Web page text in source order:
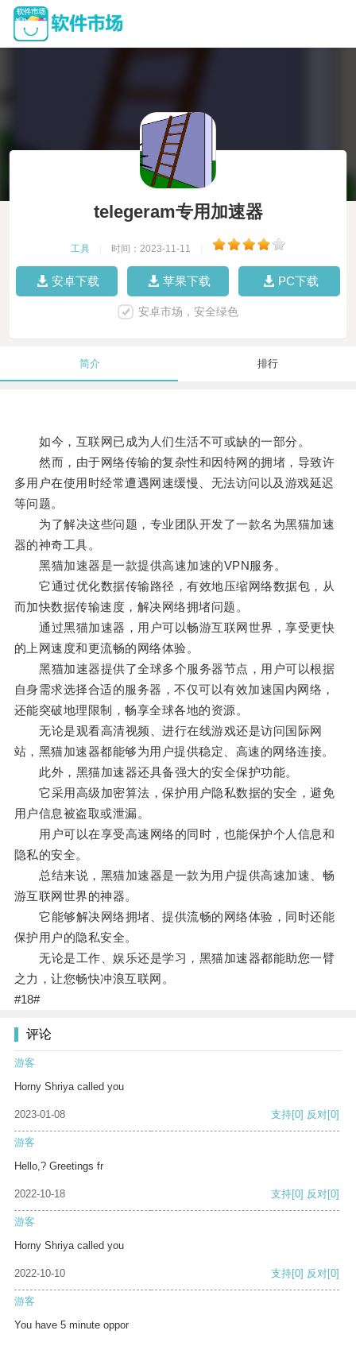
telegeram专用加速器
工具 时间：2023-11-11
安卓下载 苹果下载 PC下载
安卓市场，安全绿色
简介 排行
如今，互联网已成为人们生活不可或缺的一部分。
然而，由于网络传输的复杂性和因特网的拥堵，导致许
多用户在使用时经常遭遇网速缓慢、无法访问以及游戏延迟
等问题。
为了解决这些问题，专业团队开发了一款名为黑猫加速
器的神奇工具。
黑猫加速器是一款提供高速加速的VPN服务。
它通过优化数据传输路径，有效地压缩网络数据包，从
而加快数据传输速度，解决网络拥堵问题。
通过黑猫加速器，用户可以畅游互联网世界，享受更快
的上网速度和更流畅的网络体验。
黑猫加速器提供了全球多个服务器节点，用户可以根据
自身需求选择合适的服务器，不仅可以有效加速国内网络，
还能突破地理限制，畅享全球各地的资源。
无论是观看高清视频、进行在线游戏还是访问国际网
站，黑猫加速器都能够为用户提供稳定、高速的网络连接。
此外，黑猫加速器还具备强大的安全保护功能。
它采用高级加密算法，保护用户隐私数据的安全，避免
用户信息被盗取或泄漏。
用户可以在享受高速网络的同时，也能保护个人信息和
隐私的安全。
总结来说，黑猫加速器是一款为用户提供高速加速、畅
游互联网世界的神器。
它能够解决网络拥堵、提供流畅的网络体验，同时还能
保护用户的隐私安全。
无论是工作、娱乐还是学习，黑猫加速器都能助您一臂
之力，让您畅快冲浪互联网。
#18#
评论
游客
Horny Shriya called you
2023-01-08 支持[0] 反对[0]
游客
Hello,? Greetings fr
2022-10-18 支持[0] 反对[0]
游客
Horny Shriya called you
2022-10-10 支持[0] 反对[0]
游客
You have 5 minute oppor